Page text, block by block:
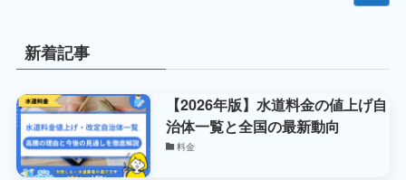
新着記事
【2026年版】水道料金の値上げ自
治体一覧と全国の最新動向
料金